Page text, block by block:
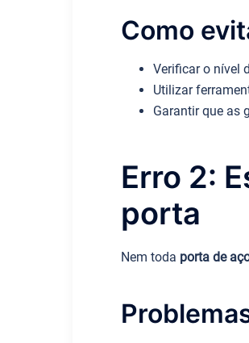
Como
Verificar o nível
Utilizar
Garantir que as
Erro 2:
porta
Nem toda porta de